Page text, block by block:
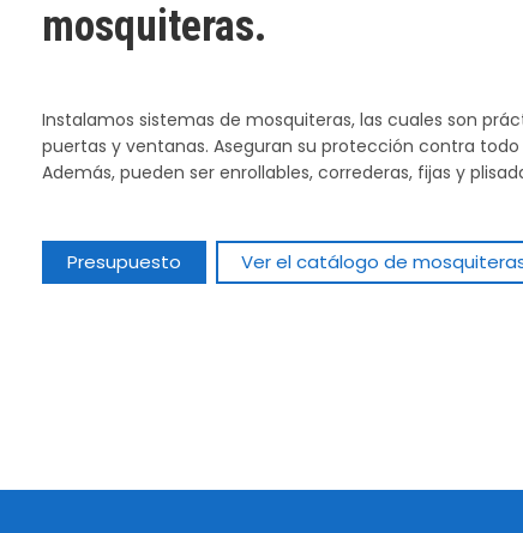
mosquiteras.
Instalamos sistemas de mosquiteras, las cuales son
puertas y ventanas. Aseguran su protección contra
Además, pueden ser enrollables, correderas, fijas y
Presupuesto Ver el catálogo de